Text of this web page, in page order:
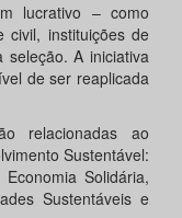
lucrativo – como
civil, instituições de
A iniciativa
de ser reaplicada
relacionadas ao
Sustentável:
Solidária,
Sustentáveis e